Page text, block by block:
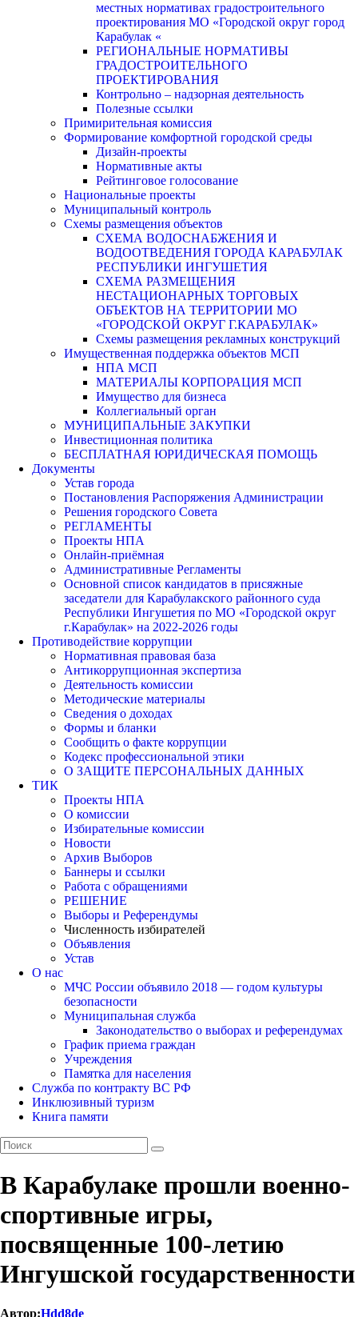
местных нормативах градостроительного
проектирования МО «Городской округ город
Карабулак «
РЕГИОНАЛЬНЫЕ НОРМАТИВЫ
ГРАДОСТРОИТЕЛЬНОГО
ПРОЕКТИРОВАНИЯ
Контрольно – надзорная деятельность
Полезные ссылки
Примирительная комиссия
Формирование комфортной городской среды
Дизайн-проекты
Нормативные акты
Рейтинговое голосование
Национальные проекты
Муниципальный контроль
Схемы размещения объектов
СХЕМА ВОДОСНАБЖЕНИЯ И
ВОДООТВЕДЕНИЯ ГОРОДА КАРАБУЛАК
РЕСПУБЛИКИ ИНГУШЕТИЯ
СХЕМА РАЗМЕЩЕНИЯ
НЕСТАЦИОНАРНЫХ ТОРГОВЫХ
ОБЪЕКТОВ НА ТЕРРИТОРИИ МО
«ГОРОДСКОЙ ОКРУГ Г.КАРАБУЛАК»
Схемы размещения рекламных конструкций
Имущественная поддержка объектов МСП
НПА МСП
МАТЕРИАЛЫ КОРПОРАЦИЯ МСП
Имущество для бизнеса
Коллегиальный орган
МУНИЦИПАЛЬНЫЕ ЗАКУПКИ
Инвестиционная политика
БЕСПЛАТНАЯ ЮРИДИЧЕСКАЯ ПОМОЩЬ
Документы
Устав города
Постановления Распоряжения Администрации
Решения городского Совета
РЕГЛАМЕНТЫ
Проекты НПА
Онлайн-приёмная
Административные Регламенты
Основной список кандидатов в присяжные
заседатели для Карабулакского районного суда
Республики Ингушетия по МО «Городской округ
г.Карабулак» на 2022-2026 годы
Противодействие коррупции
Нормативная правовая база
Антикоррупционная экспертиза
Деятельность комиссии
Методические материалы
Сведения о доходах
Формы и бланки
Сообщить о факте коррупции
Кодекс профессиональной этики
О ЗАЩИТЕ ПЕРСОНАЛЬНЫХ ДАННЫХ
ТИК
Проекты НПА
О комиссии
Избирательные комиссии
Новости
Архив Выборов
Баннеры и ссылки
Работа с обращениями
РЕШЕНИЕ
Выборы и Референдумы
Численность избирателей
Объявления
Устав
О нас
МЧС России объявило 2018 — годом культуры
безопасности
Муниципальная служба
Законодательство о выборах и референдумах
График приема граждан
Учреждения
Памятка для населения
Служба по контракту ВС РФ
Инклюзивный туризм
Книга памяти
В Карабулаке прошли военно-
спортивные игры,
посвященные 100-летию
Ингушской государственности
Автор:Hdd8de